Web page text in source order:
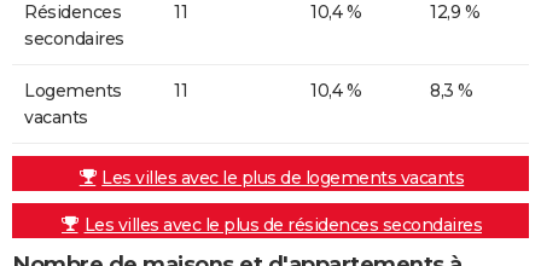
Résidences
secondaires
11 10,4 % 12,9 %
Logements
vacants
11 10,4 % 8,3 %
Les villes avec le plus de logements vacants
Les villes avec le plus de résidences secondaires